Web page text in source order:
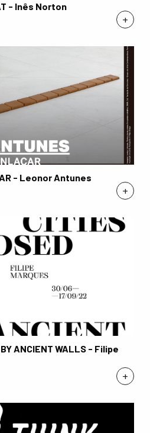
+
- Inês Norton
+
- Leonor Antunes
+
ANCIENT WALLS - Filipe